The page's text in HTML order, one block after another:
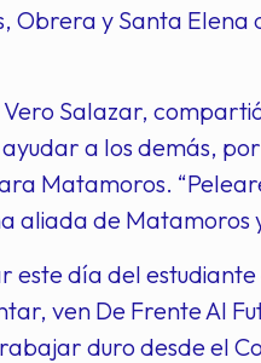
Obrera y Santa
Salazar,
a los demás,
Matamoros.
aliada de Matamoros
día del estudiante
ven De Frente Al
duro desde el